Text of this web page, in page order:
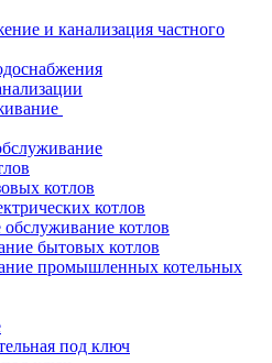
и канализация частного
котлов
котлов
котлов
бытовых котлов
промышленных котельных
под ключ